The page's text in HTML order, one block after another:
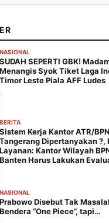
NASIONAL
SUDAH SEPERTI GBK!
Menangis Syok Tiket Laga
Timor Leste Piala AFF Ludes
BERITA
Sistem Kerja Kantor ATR/
Tangerang Dipertanyakan ?,
Layanan: Kantor Wilayah
Banten Harus Lakukan
NASIONAL
Prabowo Disebut Tak
Bendera “One Piece”, tapi…